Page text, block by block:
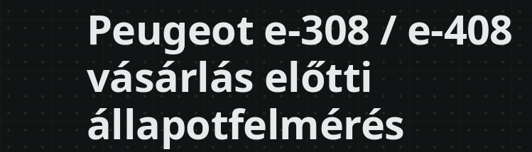
Peugeot e-308 / e-408
vásárlás előtti
állapotfelmérés